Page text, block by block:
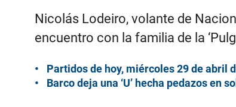
Nicolás Lodeiro, volante de
encuentro con la familia de la
Partidos de hoy, miércoles 29 de abril
Barco deja una ‘U’ hecha pedazos